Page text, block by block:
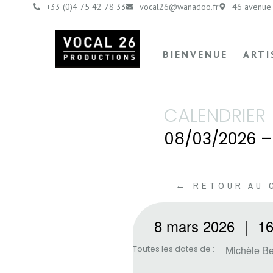
+33 (0)4 75 42 78 33 vocal26@wanadoo.fr 46 avenue
BIENVENUE
CALENDRIER
08/03/2026 –
← RETOUR AU
8 mars 2026 ｜
Toutes les dates de : Michèle